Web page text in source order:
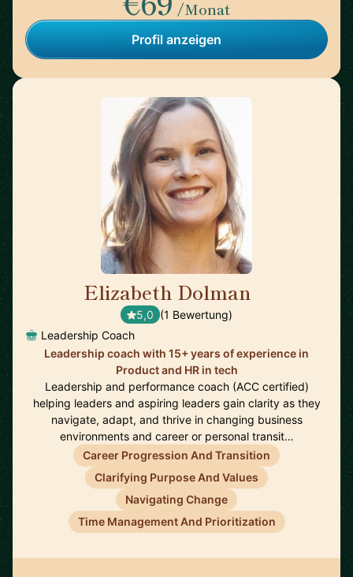
/Monat
Profil anzeigen
Elizabeth Dolman
5,0 (1 Bewertung)
Leadership Coach
Leadership coach with 15+ years of experience in
Product and HR in tech
Leadership and performance coach (ACC certified)
helping leaders and aspiring leaders gain clarity as they
navigate, adapt, and thrive in changing business
environments and career or personal transit…
Career Progression And Transition
Clarifying Purpose And Values
Navigating Change
Time Management And Prioritization